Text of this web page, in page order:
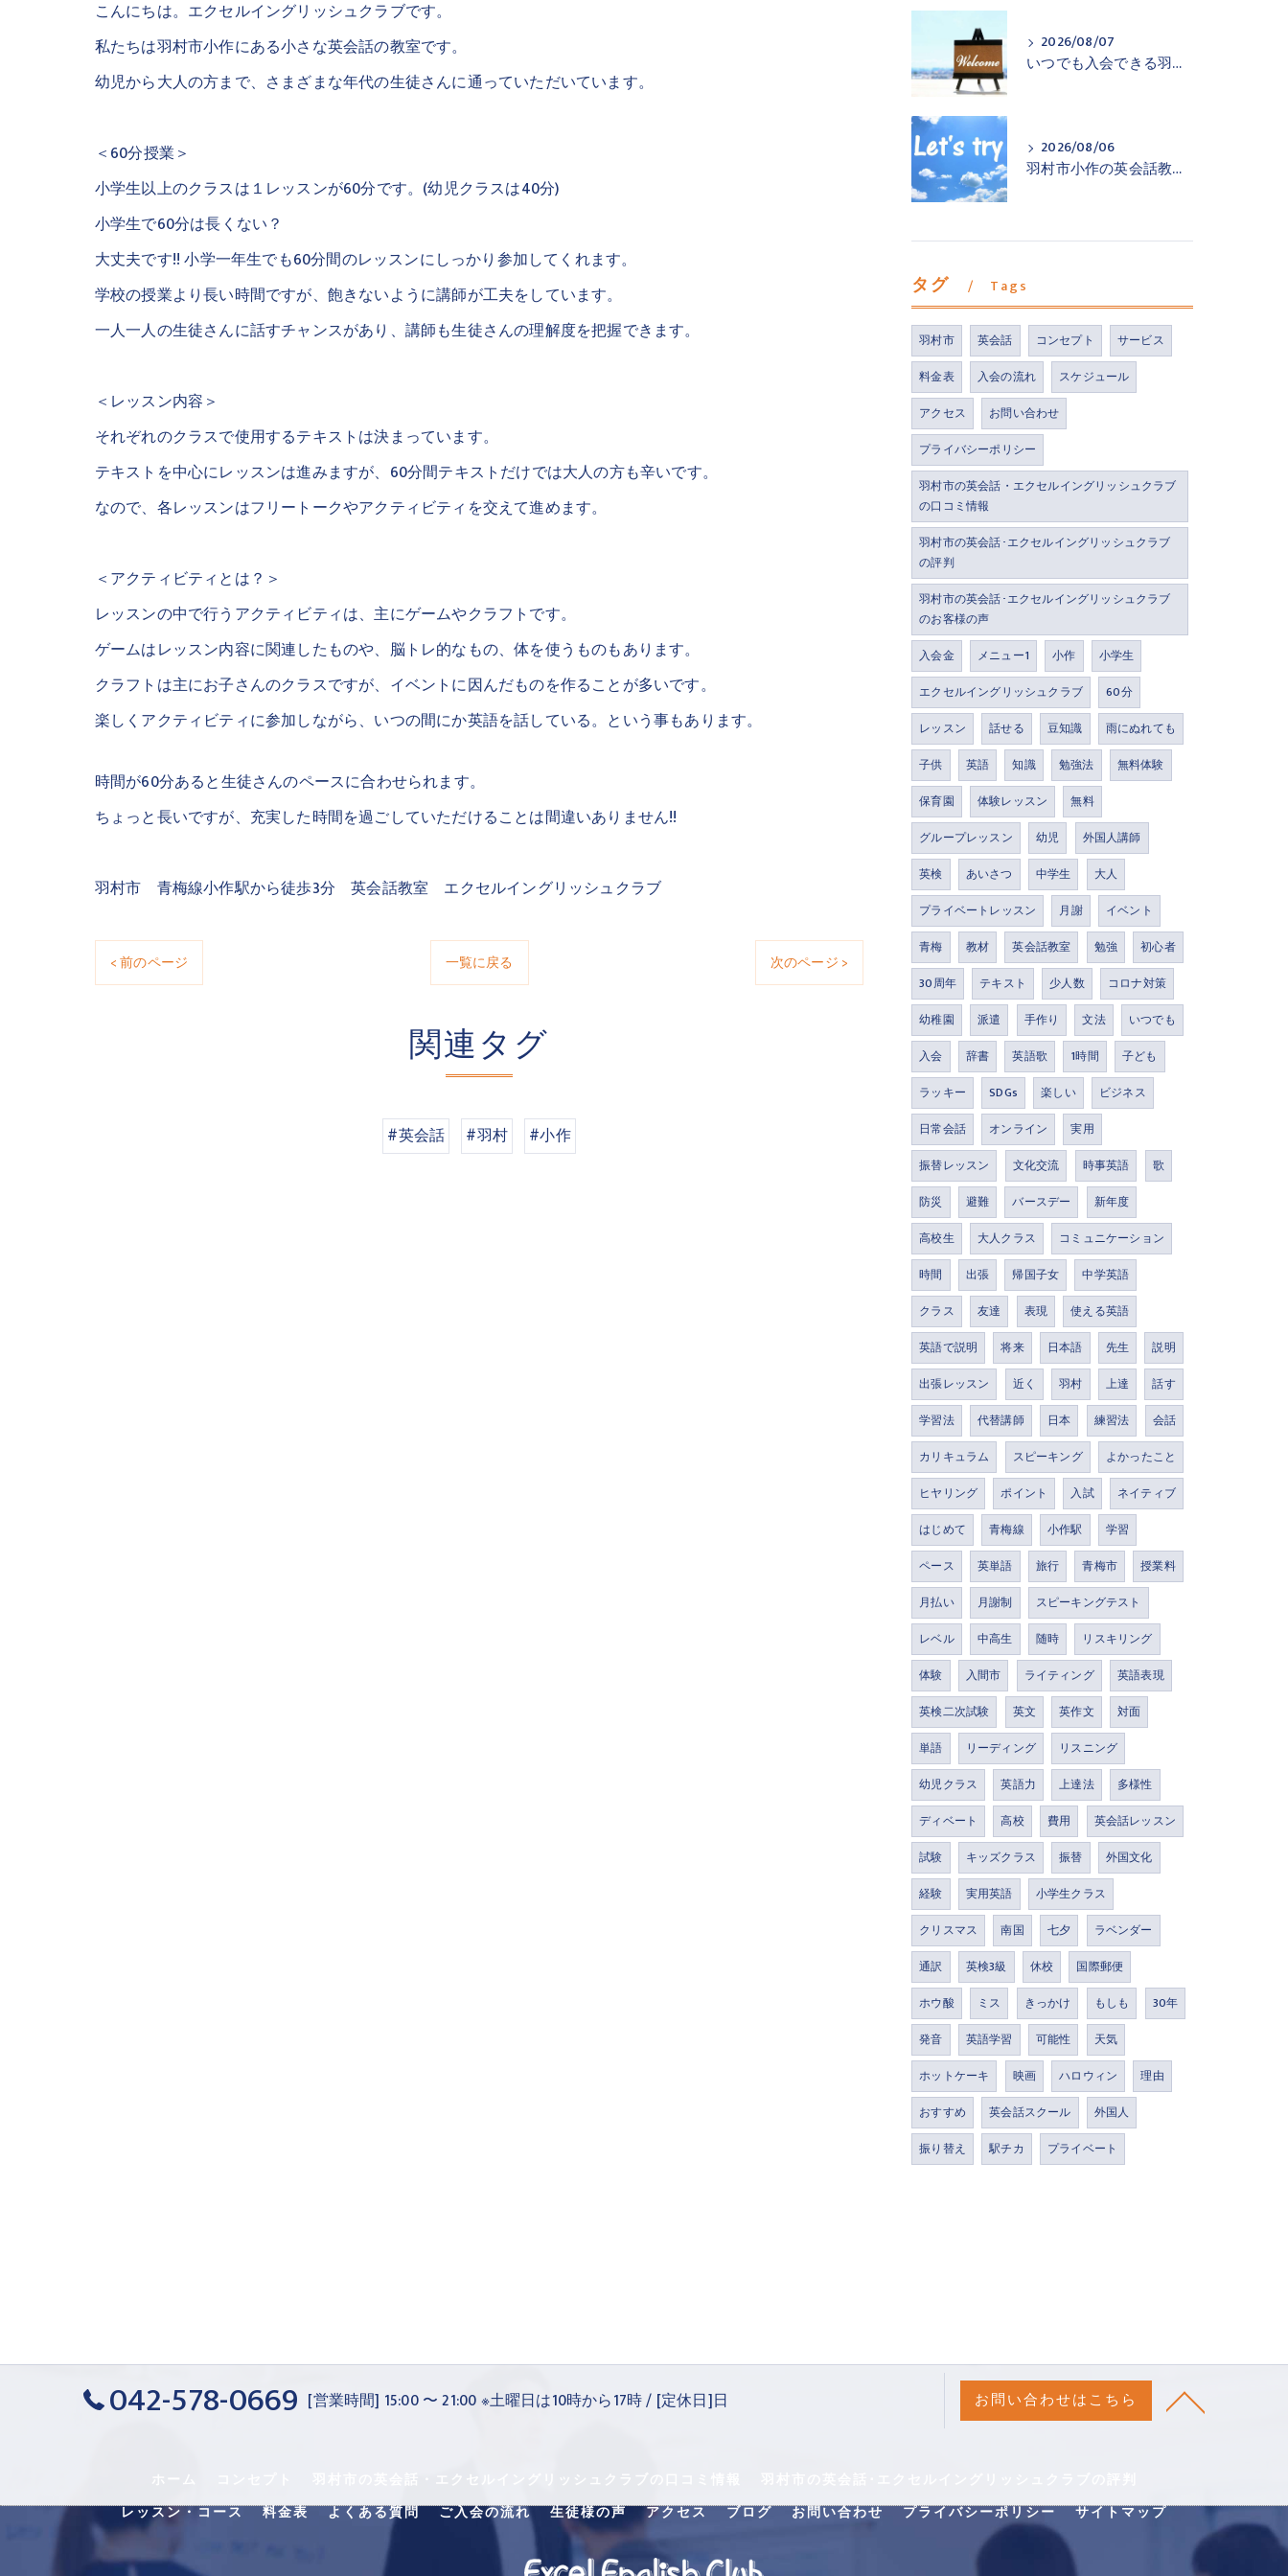
こんにちは。エクセルイングリッシュクラブです。
私たちは羽村市小作にある小さな英会話の教室です。
幼児から大人の方まで、さまざまな年代の生徒さんに通っていただいています。
＜60分授業＞
小学生以上のクラスは１レッスンが60分です。(幼児クラスは40分)
小学生で60分は長くない？
大丈夫です!! 小学一年生でも60分間のレッスンにしっかり参加してくれます。
学校の授業より長い時間ですが、飽きないように講師が工夫をしています。
一人一人の生徒さんに話すチャンスがあり、講師も生徒さんの理解度を把握できます。
＜レッスン内容＞
それぞれのクラスで使用するテキストは決まっています。
テキストを中心にレッスンは進みますが、60分間テキストだけでは大人の方も辛いです。
なので、各レッスンはフリートークやアクティビティを交えて進めます。
＜アクティビティとは？＞
レッスンの中で行うアクティビティは、主にゲームやクラフトです。
ゲームはレッスン内容に関連したものや、脳トレ的なもの、体を使うものもあります。
クラフトは主にお子さんのクラスですが、イベントに因んだものを作ることが多いです。
楽しくアクティビティに参加しながら、いつの間にか英語を話している。という事もあります。
時間が60分あると生徒さんのペースに合わせられます。
ちょっと長いですが、充実した時間を過ごしていただけることは間違いありません!!
羽村市 青梅線小作駅から徒歩3分 英会話教室 エクセルイングリッシュクラブ
< 前のページ 一覧に戻る 次のページ >
関連タグ
#英会話 #羽村 #小作
2026/08/07
いつでも入会できる羽村市小作の英会話教室
2026/08/06
羽村市小作の英会話教室が一歩踏み出すお手伝い
タグ Tags
羽村市 英会話 コンセプト
サービス
料金表
入会の流れ
スケジュール
アクセス
お問い合わせ
プライバシーポリシー
羽村市の英会話・エクセルイングリッシュクラブ
の口コミ情報
羽村市の英会話･エクセルイングリッシュクラブ
の評判
羽村市の英会話･エクセルイングリッシュクラブ
のお客様の声
入会金
メニュー1 小作
小学生
エクセルイングリッシュクラブ
60分
レッスン
話せる 豆知識
雨にぬれても
子供
英語 知識 勉強法
無料体験
保育園
体験レッスン
無料
グループレッスン
幼児
外国人講師
英検
あいさつ 中学生
大人
プライベートレッスン
月謝
イベント
青梅
教材 英会話教室 勉強
初心者
30周年
テキスト 少人数
コロナ対策
幼稚園
派遣 手作り 文法
いつでも
入会
辞書 英語歌 1時間
子ども
ラッキー
SDGs 楽しい
ビジネス
日常会話
オンライン
実用
振替レッスン
文化交流 時事英語
歌
防災
避難 バースデー
新年度
高校生
大人クラス
コミュニケーション
時間
出張 帰国子女
中学英語
クラス
友達 表現
使える英語
英語で説明
将来 日本語 先生
説明
出張レッスン
近く 羽村 上達
話す
学習法
代替講師 日本 練習法
会話
カリキュラム
スピーキング
よかったこと
ヒヤリング
ポイント 入試
ネイティブ
はじめて
青梅線 小作駅
学習
ペース
英単語 旅行 青梅市
授業料
月払い
月謝制
スピーキングテスト
レベル
中高生 随時
リスキリング
体験
入間市 ライティング
英語表現
英検二次試験
英文 英作文
対面
単語
リーディング
リスニング
幼児クラス
英語力 上達法
多様性
ディベート
高校 費用
英会話レッスン
試験
キッズクラス 振替
外国文化
経験
実用英語
小学生クラス
クリスマス
南国 七夕
ラベンダー
通訳
英検3級 休校
国際郵便
ホウ酸
ミス きっかけ もしも
30年
発音
英語学習 可能性
天気
ホットケーキ
映画 ハロウィン
理由
おすすめ
英会話スクール
外国人
振り替え
駅チカ プライベート
042-578-0669 [営業時間] 15:00 〜 21:00 ※土曜日は10時から17時 / [定休日]日 お問い合わせはこちら
レッスン・コース
料金表 よくある質問 ご入会の流れ 生徒様の声 アクセス ブログ お問い合わせ プライバシーポリシー サイトマップ